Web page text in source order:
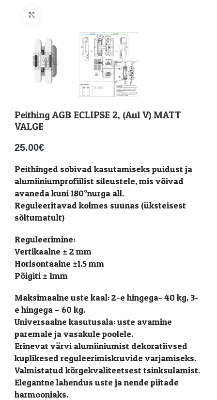
Peithing AGB ECLIPSE 2, (Aul V) MATT
VALGE
25.00€
Peithinged sobivad kasutamiseks puidust ja
alumiiniumprofiilist sileustele, mis võivad
avaneda kuni 180°nurga all.
Reguleeritavad kolmes suunas (üksteisest
sõltumatult)
Reguleerimine:
Vertikaalne ± 2 mm
Horisontaalne ±1.5 mm
Põigiti ± 1mm
Maksimaalne uste kaal: 2-e hingega- 40 kg, 3-
e hingega – 60 kg.
Universaalne kasutusala: uste avamine
paremale ja vasakule poolele.
Erinevat värvi alumiiniumist dekoratiivsed
kuplikesed reguleerimiskruvide varjamiseks.
Valmistatud kõrgekvaliteetsest tsinksulamist.
Elegantne lahendus uste ja nende piitade
harmooniaks.